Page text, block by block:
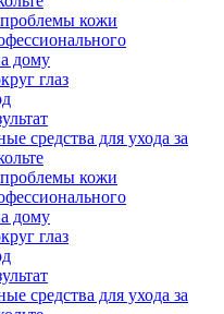
кожи
дому
глаз
средства для ухода за
кожи
дому
глаз
средства для ухода за